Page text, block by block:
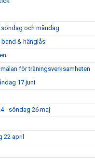
och måndag
band & hänglås
för träningsverksamheten
17 juni
- söndag 26 maj
22 april